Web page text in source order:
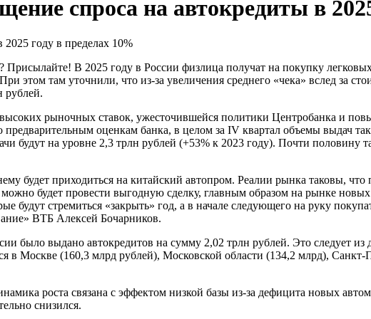
спроса на автокредиты в
В 2025 году в России физлица получат на покупку
этом там уточнили, что из-за увеличения среднего «чека» вслед за
рублей.
рыночных ставок, ужесточившейся политики Центробанка и
предварительным оценкам банка, в целом за IV квартал объемы выдач
будут на уровне 2,3 трлн рублей (+53% к 2023 году). Почти половину
будет приходиться на китайский автопром. Реалии рынка таковы, что
будет провести выгодную сделку, главным образом на рынке
будут стремиться «закрыть» год, а в начале следующего на руку
ВТБ Алексей Бочарников.
было выдано автокредитов на сумму 2,02 трлн рублей. Это следует
Москве (160,3 млрд рублей), Московской области (134,2 млрд), Санкт-
роста связана с эффектом низкой базы из-за дефицита новых
снизился.